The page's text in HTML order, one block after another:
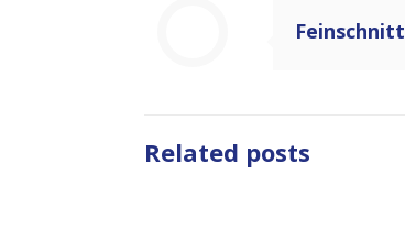
Feinschnitt
Related posts